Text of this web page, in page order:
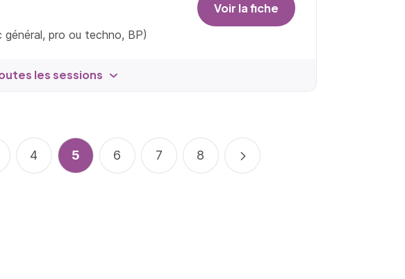
pro ou techno, BP)
Voir la fiche
les sessions
4 5 6 7 8 Suivant